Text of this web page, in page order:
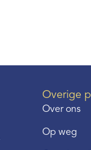
Overige
Over ons
Op weg